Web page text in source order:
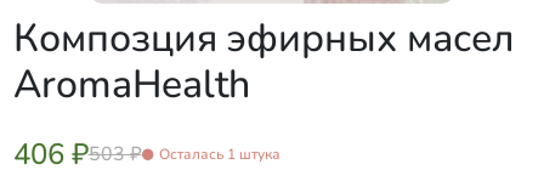
Композция эфирных масел
AromaHealth
406 ₽503 ₽ Осталась 1 штука